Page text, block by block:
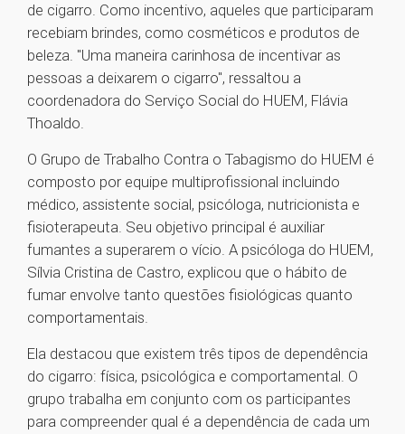
de cigarro. Como incentivo, aqueles que participaram
recebiam brindes, como cosméticos e produtos de
beleza. "Uma maneira carinhosa de incentivar as
pessoas a deixarem o cigarro", ressaltou a
coordenadora do Serviço Social do HUEM, Flávia
Thoaldo.
O Grupo de Trabalho Contra o Tabagismo do HUEM é
composto por equipe multiprofissional incluindo
médico, assistente social, psicóloga, nutricionista e
fisioterapeuta. Seu objetivo principal é auxiliar
fumantes a superarem o vício. A psicóloga do HUEM,
Sílvia Cristina de Castro, explicou que o hábito de
fumar envolve tanto questões fisiológicas quanto
comportamentais.
Ela destacou que existem três tipos de dependência
do cigarro: física, psicológica e comportamental. O
grupo trabalha em conjunto com os participantes
para compreender qual é a dependência de cada um